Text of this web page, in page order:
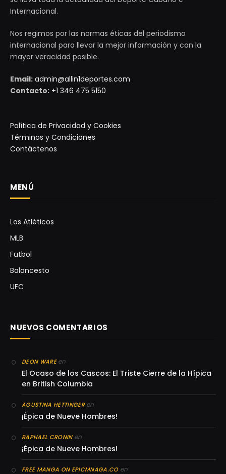
Internacional.
Nos regimos por las normas éticas del periodismo
internacional para llevar la mejor información y con la
mayor veracidad posible.
Email: admin@allin1deportes.com
Contacto: +1 346 475 5150
Política de Privacidad y Cookies
Términos y Condiciones
Contáctenos
MENÚ
Los Atléticos
MLB
Futbol
Baloncesto
UFC
NUEVOS COMENTARIOS
DEON WAREen
El Ocaso de los Cascos: El Triste Cierre de la Hípica
en British Columbia
AGUSTINA HETTINGERen
¡Épica de Nueve Hombres!
RAPHAEL CRONINen
¡Épica de Nueve Hombres!
FREE MANGA ON EPICMNAGA.COen